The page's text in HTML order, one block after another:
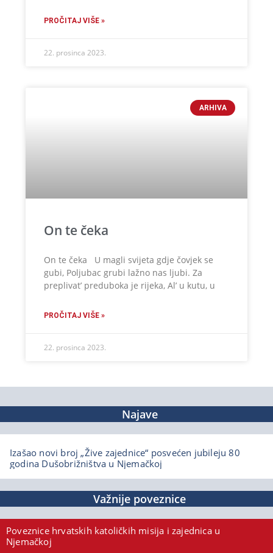
PROČITAJ VIŠE »
22. prosinca 2023.
ARHIVA
On te čeka
On te čeka U magli svijeta gdje čovjek se
gubi, Poljubac grubi lažno nas ljubi. Za
preplivat’ preduboka je rijeka, Al’ u kutu, u
PROČITAJ VIŠE »
22. prosinca 2023.
Najave
Izašao novi broj „Žive zajednice“ posvećen jubileju 80
godina Dušobrižništva u Njemačkoj
Važnije poveznice
Poveznice hrvatskih katoličkih misija i zajednica u
Njemačkoj